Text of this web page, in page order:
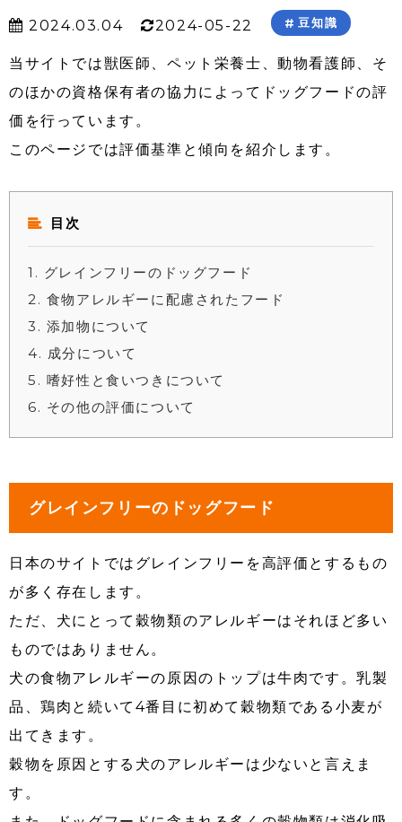
2024.03.04 2024-05-22 豆知識
当サイトでは獣医師、ペット栄養士、動物看護師、そ
のほかの資格保有者の協力によってドッグフードの評
価を行っています。
このページでは評価基準と傾向を紹介します。
目次
1
グレインフリーのドッグフード
2
食物アレルギーに配慮されたフード
3
添加物について
4
成分について
5
嗜好性と食いつきについて
6
その他の評価について
グレインフリーのドッグフード
日本のサイトではグレインフリーを高評価とするもの
が多く存在します。
ただ、犬にとって穀物類のアレルギーはそれほど多い
ものではありません。
犬の食物アレルギーの原因のトップは牛肉です。乳製
品、鶏肉と続いて4番目に初めて穀物類である小麦が
出てきます。
穀物を原因とする犬のアレルギーは少ないと言えま
す。